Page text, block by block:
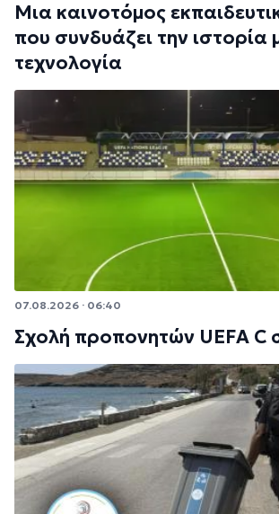
Μια καινοτόμος
που συνδυάζει την ιστορία
τεχνολογία
07.08.2026 · 06:40
Σχολή προπονητών UEFA C